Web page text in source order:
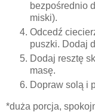
bezpośrednio
miski).
Odcedź
puszki. Dodaj
Dodaj resztę
masę.
Dopraw solą i
*duża porcja,